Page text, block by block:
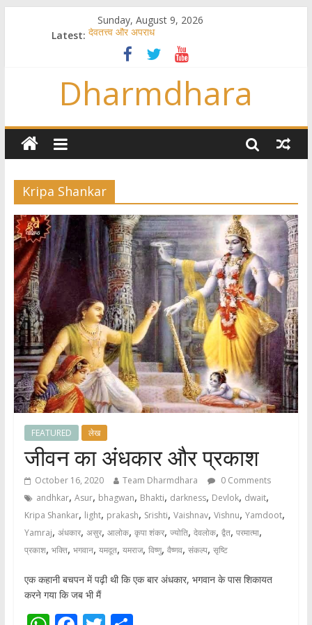
Sunday, August 9, 2026
Latest: देवतत्त्व और अपराध
स्त्रियाँ वेदाधिकारिणी क्यों नहीं हैं
विश्व का सबसे बड़ा और वैज्ञानिक समय गणना तन्त्र
तुम्हीं हो माता, पिता तुम्हीं हो ??
गौ सेवा और राजयोग
Dharmdhara
Kripa Shankar
FEATURED लेख
जीवन का अंधकार और प्रकाश
October 16, 2020 Team Dharmdhara
0 Comments
andhkar, Asur, bhagwan, Bhakti, darkness, Devlok, dwait,
Kripa Shankar, light, prakash, Srishti, Vaishnav, Vishnu, Yamdoot,
Yamraj, अंधकार, असुर, आलोक, कृपा शंकर, ज्योति, देवलोक, द्वैत, परमात्मा,
प्रकाश, भक्ति, भगवान, यमदूत, यमराज, विष्णु, वैष्णव, संकल्प, सृष्टि
एक कहानी बचपन में पढ़ी थी कि एक बार अंधकार, भगवान के पास शिकायत
करने गया कि जब भी मैं